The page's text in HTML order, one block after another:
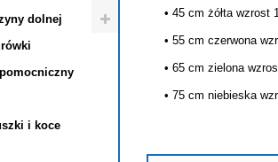
dolnej
i koce
• 45 cm żółta wzrost
• 55 cm czerwona
• 65 cm zielona
• 75 cm niebieska